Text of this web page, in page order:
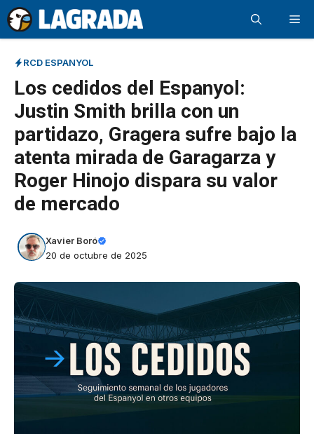
Saltar
al
contenido
RCD ESPANYOL
Los cedidos del Espanyol:
Justin Smith brilla con un
partidazo, Gragera sufre bajo la
atenta mirada de Garagarza y
Roger Hinojo dispara su valor
de mercado
Xavier Boró
20 de octubre de 2025